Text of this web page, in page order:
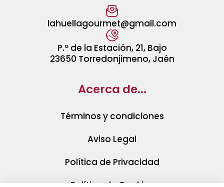
lahuellagourmet@gmail.com
P.º de la Estación, 21, Bajo
23650 Torredonjimeno, Jaén
Acerca de...
Términos y condiciones
Aviso Legal
Política de Privacidad